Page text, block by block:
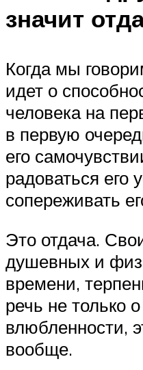
значит
Когда мы
идет о
человека на
в первую
его
радоваться его
сопереживать
Это отдача.
душевных и
времени,
речь не только
влюбленности,
вообще.